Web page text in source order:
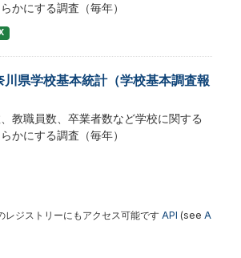
かにする調査（毎年）
県学校基本統計（学校基本調査報
教職員数、卒業者数など学校に関する
かにする調査（毎年）
レジストリーにもアクセス可能です API (see A